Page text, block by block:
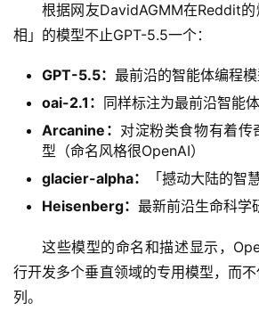
A
日
报
开
源
根据网友DavidAGMM在Reddit
相」的模型不止GPT-5.5一个：
GPT-5.5： 最前沿的智能体编程
oai-2.1： 同样标注为最前沿智能
Arcanine： 对淀粉类食物有着
型（命名风格很OpenAI）
glacier-alpha：
「撼动大陆的智慧
Heisenberg： 最新前沿生命科学
这些模型的命名和描述显示，
行开发多个垂直领域的专用模型，而
列。